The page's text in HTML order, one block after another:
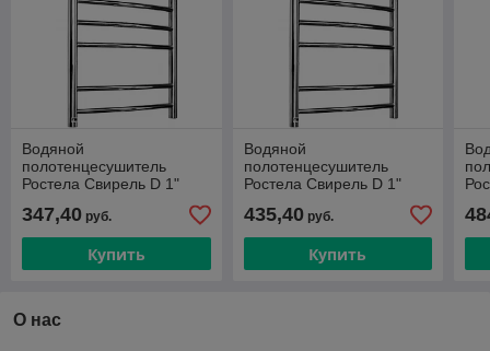
Водяной
полотенцесушитель
Ростела Свирель D 1"
347,40 руб.
Купить
Водяной
полотенцесушитель
Ростела Свирель D 1"
435,40руб.
Купить
О нас